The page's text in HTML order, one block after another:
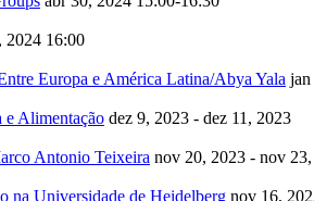
2024 16:00
Europa e América Latina/Abya Yala
Alimentação dez 9, 2023 - dez 11, 2023
Antonio Teixeira nov 20, 2023 - nov
na Universidade de Heidelberg nov 16,